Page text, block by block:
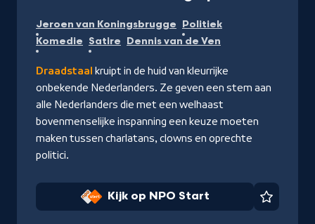
Jeroen van Koningsbrugge Politiek
Komedie Satire Dennis van de Ven
Draadstaal kruipt in de huid van kleurrijke
onbekende Nederlanders. Ze geven een stem aan
alle Nederlanders die met een welhaast
bovenmenselijke inspanning een keuze moeten
maken tussen charlatans, clowns en oprechte
politici.
Kijk op NPO Start